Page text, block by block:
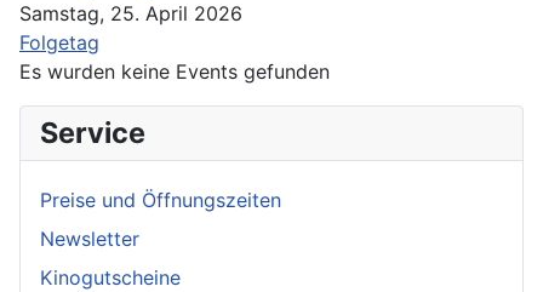
Samstag, 25. April 2026
Folgetag
Es wurden keine Events gefunden
Service
Preise und Öffnungszeiten
Newsletter
Kinogutscheine